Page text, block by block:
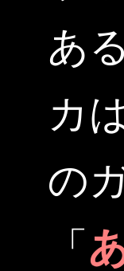
あ
カ
の
「